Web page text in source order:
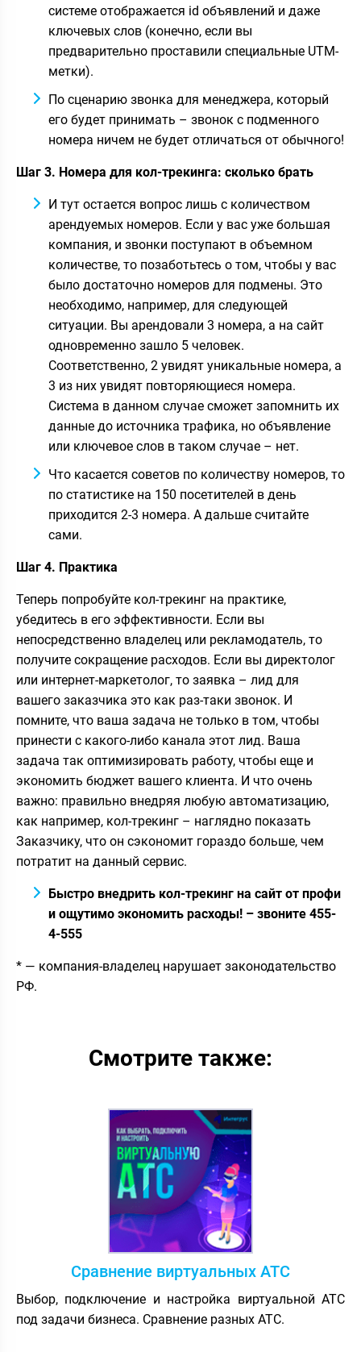
системе отображается id объявлений и даже
ключевых слов (конечно, если вы
предварительно проставили специальные UTM-
метки).
По сценарию звонка для менеджера, который
его будет принимать – звонок с подменного
номера ничем не будет отличаться от обычного!
Шаг 3. Номера для кол-трекинга: сколько брать
И тут остается вопрос лишь с количеством
арендуемых номеров. Если у вас уже большая
компания, и звонки поступают в объемном
количестве, то позаботьтесь о том, чтобы у вас
было достаточно номеров для подмены. Это
необходимо, например, для следующей
ситуации. Вы арендовали 3 номера, а на сайт
одновременно зашло 5 человек.
Соответственно, 2 увидят уникальные номера, а
3 из них увидят повторяющиеся номера.
Система в данном случае сможет запомнить их
данные до источника трафика, но объявление
или ключевое слов в таком случае – нет.
Что касается советов по количеству номеров, то
по статистике на 150 посетителей в день
приходится 2-3 номера. А дальше считайте
сами.
Шаг 4. Практика
Теперь попробуйте кол-трекинг на практике,
убедитесь в его эффективности. Если вы
непосредственно владелец или рекламодатель, то
получите сокращение расходов. Если вы директолог
или интернет-маркетолог, то заявка – лид для
вашего заказчика это как раз-таки звонок. И
помните, что ваша задача не только в том, чтобы
принести с какого-либо канала этот лид. Ваша
задача так оптимизировать работу, чтобы еще и
экономить бюджет вашего клиента. И что очень
важно: правильно внедряя любую автоматизацию,
как например, кол-трекинг – наглядно показать
Заказчику, что он сэкономит гораздо больше, чем
потратит на данный сервис.
Быстро внедрить кол-трекинг на сайт от профи
и ощутимо экономить расходы! – звоните 455-
4-555
* — компания-владелец нарушает законодательство
РФ.
Смотрите также:
Сравнение виртуальных АТС
Выбор, подключение и настройка виртуальной АТС
под задачи бизнеса. Сравнение разных АТС.